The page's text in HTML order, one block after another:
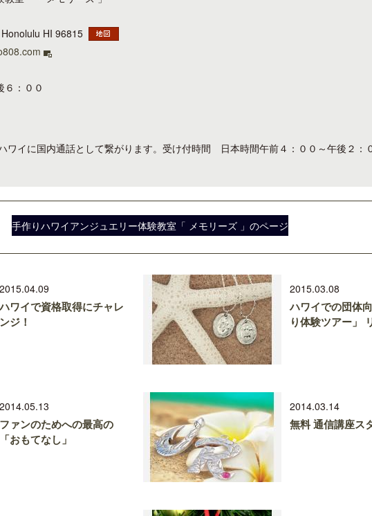
HI 96815
６：００
ワイに国内通話として繋がります。受け付時間 日本時間午前４：００～午後２：
手作りハワイアンジュエリー体験教室「 メモリーズ 」のページ
2015.04.09
ハワイで資格取得にチャレ
ンジ！
2015.03.08
ハワイでの団体
り体験ツアー」
2014.05.13
ファンのためへの最高の
「おもてなし」
2014.03.14
無料 通信講座ス